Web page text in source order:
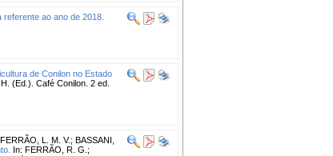
ao ano de 2018.
de Conilon no Estado
(Ed.). Café Conilon. 2 ed.
FERRÃO, L. M. V.; BASSANI,
In: FERRÃO, R. G.;